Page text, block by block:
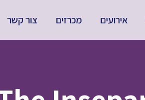
אירועים מכרזים צור קשר